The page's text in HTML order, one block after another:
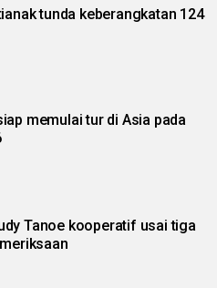
tunda keberangkatan 124
memulai tur di Asia pada
Tanoe kooperatif usai tiga